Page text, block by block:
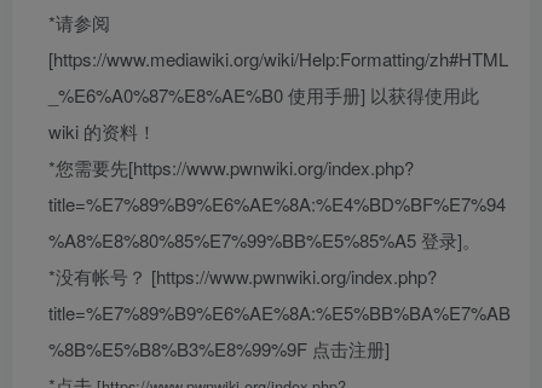
*请参阅
[https://www.mediawiki.org/wiki/Help:Formatting/zh#HTML
_%E6%A0%87%E8%AE%B0 使用手册] 以获得使用此
wiki 的资料！
*您需要先[https://www.pwnwiki.org/index.php?
title=%E7%89%B9%E6%AE%8A:%E4%BD%BF%E7%94
%A8%E8%80%85%E7%99%BB%E5%85%A5 登录]。
*没有帐号？ [https://www.pwnwiki.org/index.php?
title=%E7%89%B9%E6%AE%8A:%E5%BB%BA%E7%AB
%8B%E5%B8%B3%E8%99%9F 点击注册]